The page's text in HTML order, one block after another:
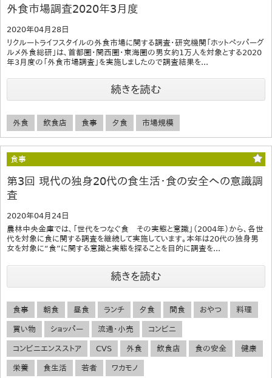
外食市場調査2020年3月度
2020年04月28日
リクルートライフスタイルの外食市場に関する調査・研究機関「ホットペッパーグ
ルメ外食総研」は、首都圏・関西圏・東海圏の男女約1万人を対象とする2020
年3月度の「外食市場調査」を実施しましたので調査結果を...
続きを読む
外食 飲食店 食事 夕食 市場規模
食事
第3回 現代の独身20代の食生活・食の安全への意識調
査
2020年04月24日
農林中央金庫では、「世代をつなぐ食 その実態と意識」（2004年）から、各世
代を対象に食に関する調査を継続して実施しています。本年は20代の独身男
女を対象に“食”に関する意識と実態を探ることを目的に調査を...
続きを読む
食事 朝食 昼食 ランチ 夕食 間食 おやつ 料理
買い物 ショッパー 流通・小売 コンビニ
コンビニエンスストア CVS 外食 飲食店 食の安全 健康
栄養 食生活 若者 ワカモノ